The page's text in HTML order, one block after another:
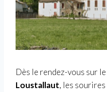
Dès le rendez-vous sur le
Loustallaut, les